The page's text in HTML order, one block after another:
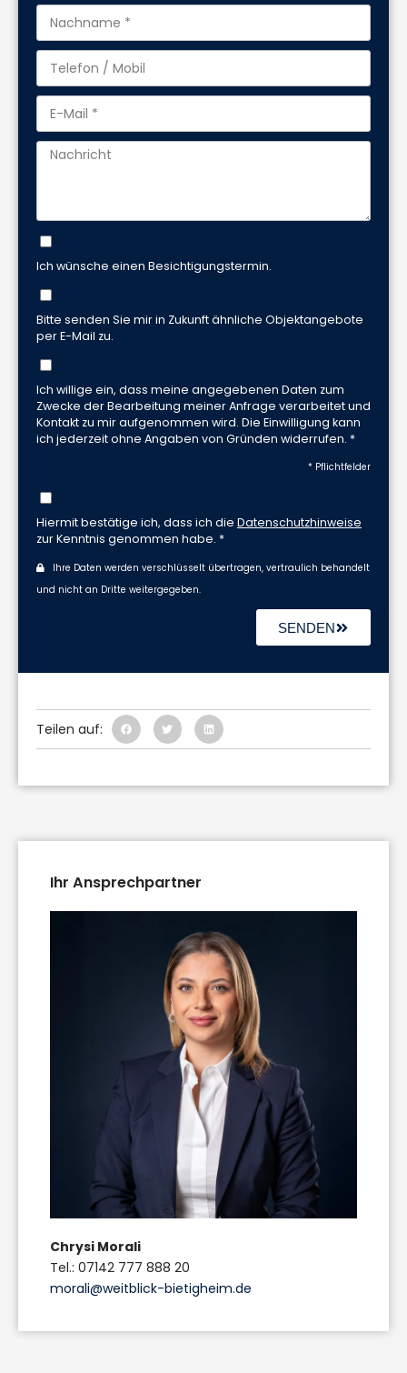
Ich wünsche einen Besichtigungstermin.
Bitte senden Sie mir in Zukunft ähnliche Objektangebote
per E-Mail zu.
Ich willige ein, dass meine angegebenen Daten zum
Zwecke der Bearbeitung meiner Anfrage verarbeitet und
Kontakt zu mir aufgenommen wird. Die Einwilligung kann
ich jederzeit ohne Angaben von Gründen widerrufen. *
* Pflichtfelder
Hiermit bestätige ich, dass ich die Datenschutzhinweise
zur Kenntnis genommen habe. *
Ihre Daten werden verschlüsselt übertragen, vertraulich behandelt
und nicht an Dritte weitergegeben.
SENDEN
Teilen auf:
Ihr Ansprechpartner
Chrysi Morali
Tel.: 07142 777 888 20
morali@weitblick-bietigheim.de